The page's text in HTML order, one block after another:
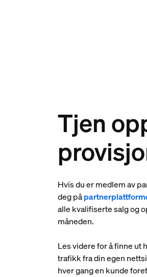
Tjen
Hvis du er medlem av
deg på
alle kvalifiserte salg og
måneden.
Les videre for å finne ut
trafikk fra din egen
hver gang en kunde